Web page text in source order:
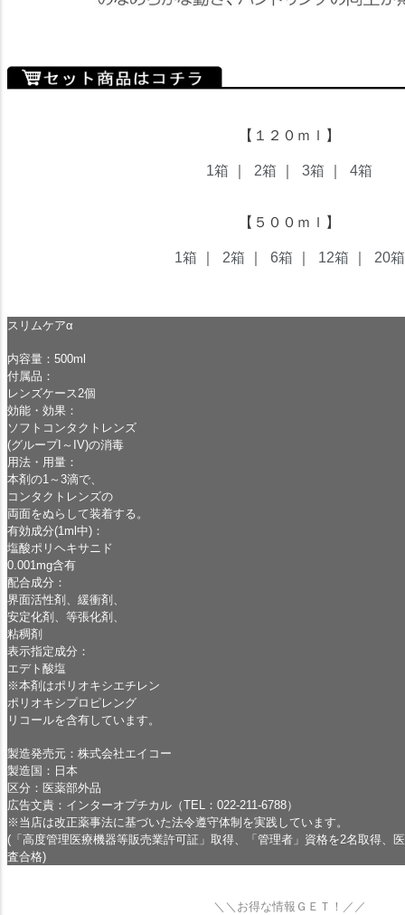
【１２０ｍｌ】
1箱 2箱 3箱 4箱
【５００ｍｌ】
1箱 2箱 6箱 12箱 20箱
スリムケアα
内容量：500ml
付属品：
レンズケース2個
効能・効果：
ソフトコンタクトレンズ
(グループI～IV)の消毒
用法・用量：
本剤の1～3滴で、
コンタクトレンズの
両面をぬらして装着する。
有効成分(1ml中)：
塩酸ポリヘキサニド
0.001mg含有
配合成分：
界面活性剤、緩衝剤、
安定化剤、等張化剤、
粘稠剤
表示指定成分：
エデト酸塩
※本剤はポリオキシエチレン
ポリオキシプロピレング
リコールを含有しています。
製造発売元：株式会社エイコー
製造国：日本
区分：医薬部外品
広告文責：インターオプチカル（TEL：022-211-6788）
※当店は改正薬事法に基づいた法令遵守体制を実践しています。
(「高度管理医療機器等販売業許可証」取得、「管理者」資格を2名取得、
査合格)
＼＼お得な情報ＧＥＴ！／／